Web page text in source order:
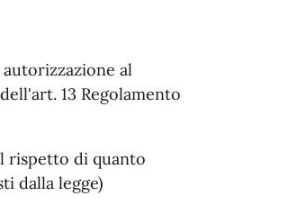
autorizzazione al
13 Regolamento
rispetto di quanto
dalla legge)